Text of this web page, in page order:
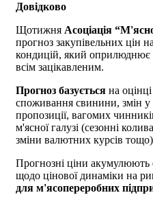
Довідково
Щотижня Асоціація
прогноз закупівельних цін
кондицій, який оприлюднює
всім зацікавленим.
Прогноз базується на
споживання свинини, змін у
пропозиції, вагомих
м'ясної галузі (сезонні
зміни валютних курсів
Прогнозні ціни акумулюють
щодо цінової динаміки на
для м'ясопереробних